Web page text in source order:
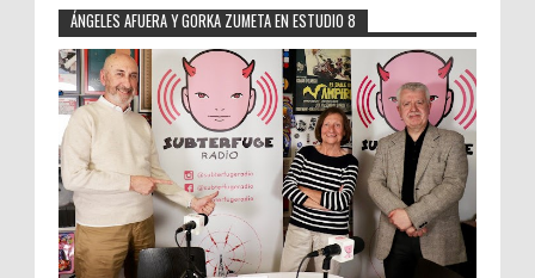
ÁNGELES AFUERA Y GORKA ZUMETA EN ESTUDIO 8